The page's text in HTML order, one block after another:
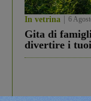
In vetrina 6
Gita di
divertire i